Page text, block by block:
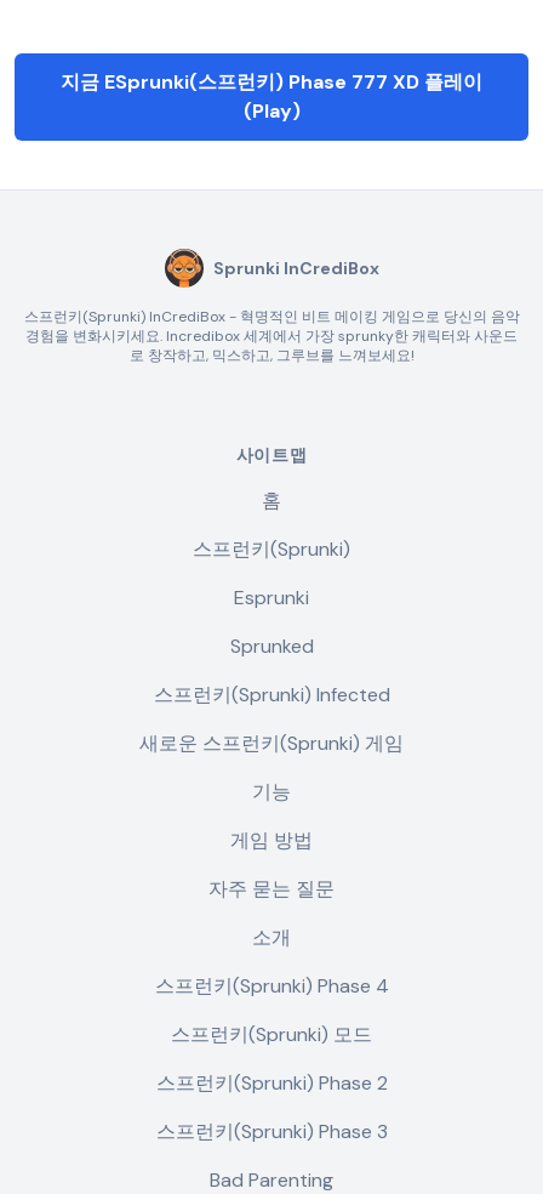
지금 ESprunki(스프런키) Phase 777 XD 플레이
(Play)
Sprunki InCrediBox
스프런키(Sprunki) InCrediBox - 혁명적인 비트 메이킹 게임으로 당신의 음악
경험을 변화시키세요. Incredibox 세계에서 가장 sprunky한 캐릭터와 사운드
로 창작하고, 믹스하고, 그루브를 느껴보세요!
사이트맵
홈
스프런키(Sprunki)
Esprunki
Sprunked
스프런키(Sprunki) Infected
새로운 스프런키(Sprunki) 게임
기능
게임 방법
자주 묻는 질문
소개
스프런키(Sprunki) Phase 4
스프런키(Sprunki) 모드
스프런키(Sprunki) Phase 2
스프런키(Sprunki) Phase 3
Bad Parenting